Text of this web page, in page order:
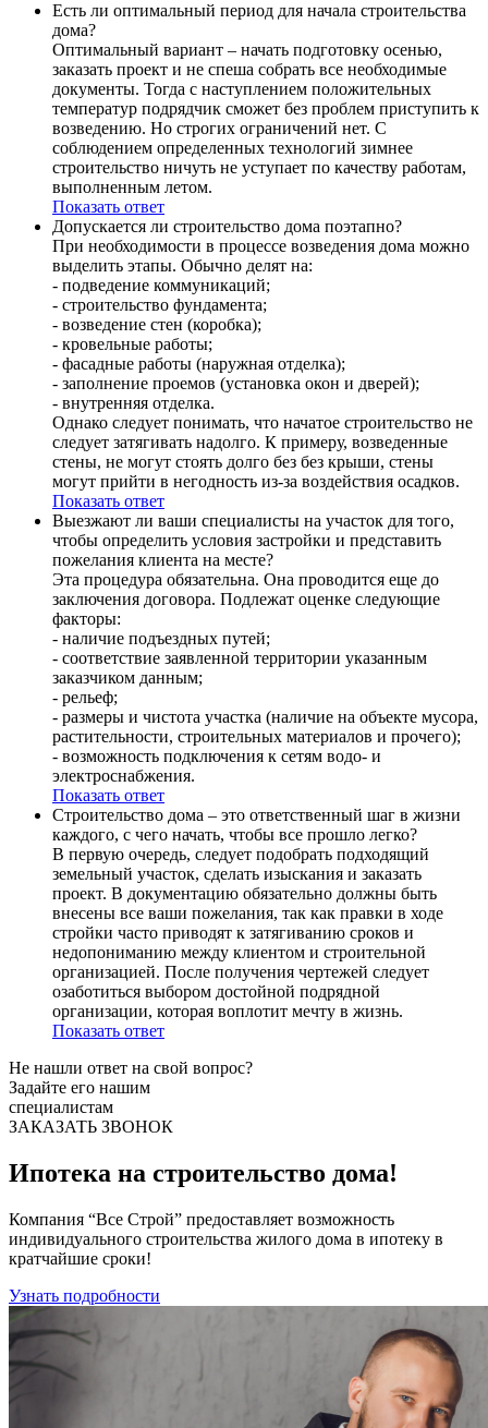
Есть ли оптимальный период для начала строительства
дома?
Оптимальный вариант – начать подготовку осенью,
заказать проект и не спеша собрать все необходимые
документы. Тогда с наступлением положительных
температур подрядчик сможет без проблем приступить к
возведению. Но строгих ограничений нет. С
соблюдением определенных технологий зимнее
строительство ничуть не уступает по качеству работам,
выполненным летом.
Показать ответ
Допускается ли строительство дома поэтапно?
При необходимости в процессе возведения дома можно
выделить этапы. Обычно делят на:
- подведение коммуникаций;
- строительство фундамента;
- возведение стен (коробка);
- кровельные работы;
- фасадные работы (наружная отделка);
- заполнение проемов (установка окон и дверей);
- внутренняя отделка.
Однако следует понимать, что начатое строительство не
следует затягивать надолго. К примеру, возведенные
стены, не могут стоять долго без без крыши, стены
могут прийти в негодность из-за воздействия осадков.
Показать ответ
Выезжают ли ваши специалисты на участок для того,
чтобы определить условия застройки и представить
пожелания клиента на месте?
Эта процедура обязательна. Она проводится еще до
заключения договора. Подлежат оценке следующие
факторы:
- наличие подъездных путей;
- соответствие заявленной территории указанным
заказчиком данным;
- рельеф;
- размеры и чистота участка (наличие на объекте мусора,
растительности, строительных материалов и прочего);
- возможность подключения к сетям водо- и
электроснабжения.
Показать ответ
Строительство дома – это ответственный шаг в жизни
каждого, с чего начать, чтобы все прошло легко?
В первую очередь, следует подобрать подходящий
земельный участок, сделать изыскания и заказать
проект. В документацию обязательно должны быть
внесены все ваши пожелания, так как правки в ходе
стройки часто приводят к затягиванию сроков и
недопониманию между клиентом и строительной
организацией. После получения чертежей следует
озаботиться выбором достойной подрядной
организации, которая воплотит мечту в жизнь.
Показать ответ
Не нашли ответ на свой вопрос?
Задайте его нашим
специалистам
ЗАКАЗАТЬ ЗВОНОК
Ипотека на строительство дома!
Компания “Все Строй” предоставляет возможность
индивидуального строительства жилого дома в ипотеку в
кратчайшие сроки!
Узнать подробности